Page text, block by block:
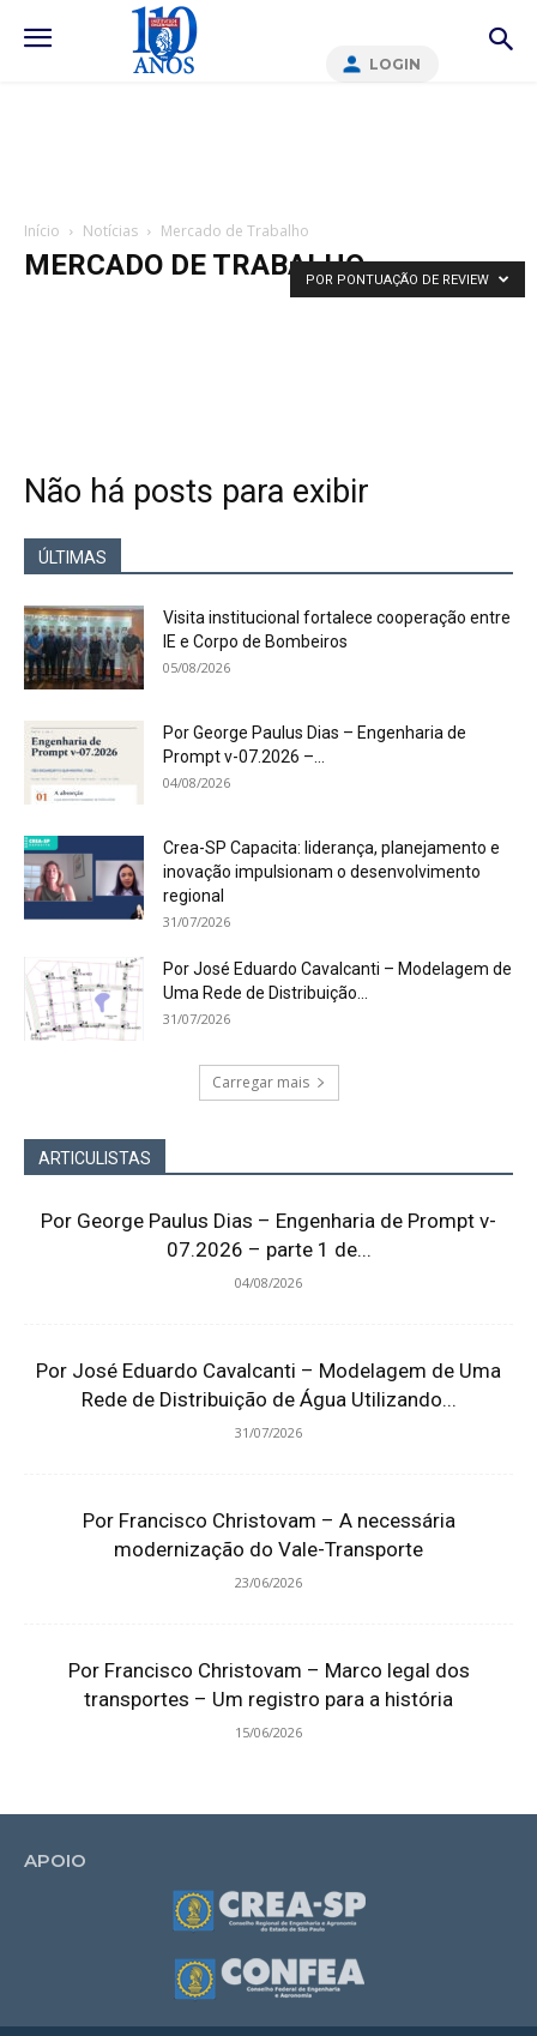
LOGIN
Início Notícias Mercado de Trabalho
MERCADO DE TRABALHOPOR PONTUAÇÃO DE REVIEW
Não há posts para exibir
ÚLTIMAS
Visita institucional fortalece cooperação entre
IE e Corpo de Bombeiros
05/08/2026
Por George Paulus Dias – Engenharia de
Prompt v-07.2026 –...
04/08/2026
Crea-SP Capacita: liderança, planejamento e
inovação impulsionam o desenvolvimento
regional
31/07/2026
Por José Eduardo Cavalcanti – Modelagem de
Uma Rede de Distribuição...
31/07/2026
Carregar mais
ARTICULISTAS
Por George Paulus Dias – Engenharia de Prompt v-
07.2026 – parte 1 de...
04/08/2026
Por José Eduardo Cavalcanti – Modelagem de Uma
Rede de Distribuição de Água Utilizando...
31/07/2026
Por Francisco Christovam – A necessária
modernização do Vale-Transporte
23/06/2026
Por Francisco Christovam – Marco legal dos
transportes – Um registro para a história
15/06/2026
APOIO